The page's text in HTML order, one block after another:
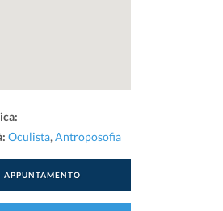
Oculista, Antroposofia
APPUNTAMENTO